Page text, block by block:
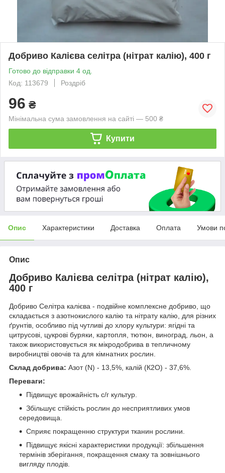
Добриво Калієва селітра (нітрат калію), 400 г
Готово до відправки 4 од.
Код: 113679
Роздріб
96 ₴
Мінімальна сума замовлення на сайті — 500 ₴
Купити
Опис Характеристики Доставка Оплата Умови
Опис
Добриво Калієва селітра (нітрат калію),
400 г
Добриво Селітра калієва - подвійне комплексне добриво, що
складається з азотнокислого калію та нітрату калію, для різних
ґрунтів, особливо під чутливі до хлору культури: ягідні та
цитрусові, цукрові буряки, картопля, тютюн, виноград, льон, а
також використовується як мікродобрива в тепличному
виробництві овочів та для кімнатних рослин.
Склад добрива: Азот (N) - 13,5%, калій (К2О) - 37,6%.
Переваги:
Підвищує врожайність с/г культур.
Збільшує стійкість рослин до несприятливих умов
середовища.
Сприяє покращенню структури тканин рослини.
Підвищує якісні характеристики продукції: збільшення
термінів зберігання, покращення смаку та зовнішнього
вигляду плодів.